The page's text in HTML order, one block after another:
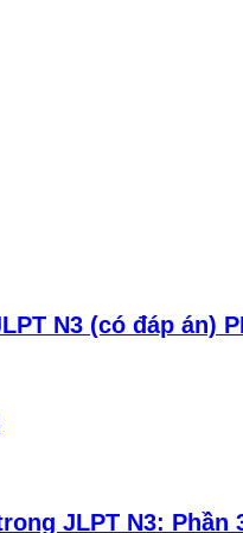
N3 (có đáp án)
JLPT N3: Phần